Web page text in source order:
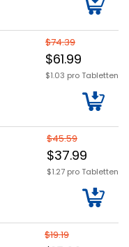
$74.39
$61.99
$1.03 pro Tabletten
$45.59
$37.99
$1.27 pro Tabletten
$19.19